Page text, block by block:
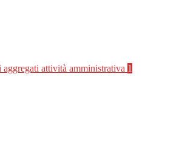
aggregati attività amministrativa 1